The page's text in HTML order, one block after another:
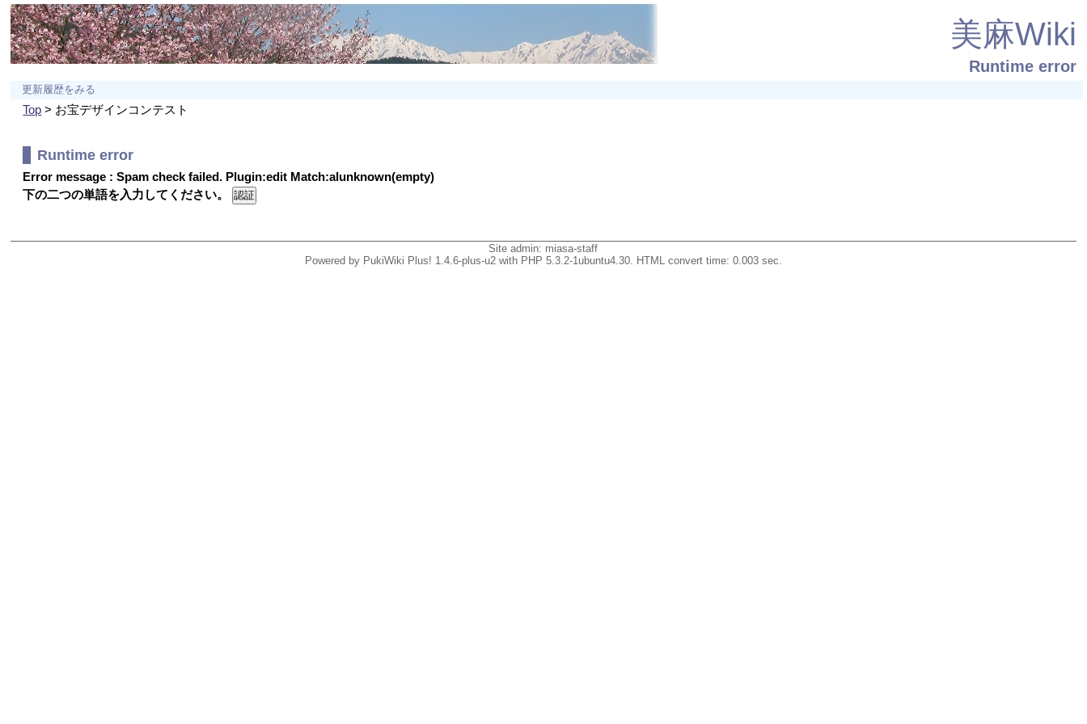
美麻Wiki
Runtime error
更新履歴をみる
Top > お宝デザインコンテスト
Runtime error
Error message : Spam check failed. Plugin:edit Match:alunknown(empty)
下の二つの単語を入力してください。
Site admin: miasa-staff
Powered by PukiWiki Plus! 1.4.6-plus-u2 with PHP 5.3.2-1ubuntu4.30. HTML convert time: 0.003 sec.